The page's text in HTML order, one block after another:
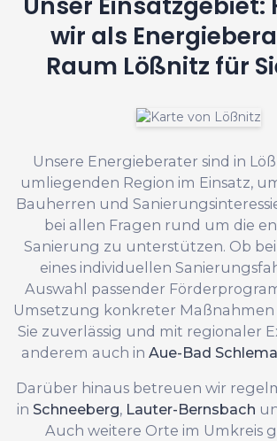
wir als
Raum Lößnitz für
Unsere Energieberater sind in
umliegenden Region im Einsatz,
Bauherren und
bei allen Fragen rund um die
Sanierung zu unterstützen. Ob
eines individuellen
Auswahl passender
Umsetzung konkreter Maßnahmen
Sie zuverlässig und mit regionaler
anderem auch in Aue-Bad Schlema
Darüber hinaus betreuen wir
in Schneeberg, Lauter-Bernsbach
Auch weitere Orte im Umkreis